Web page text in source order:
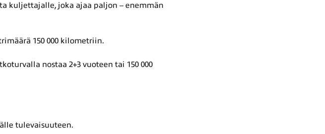
kuljettajalle, joka ajaa paljon – enemmän
150 000 kilometriin.
nostaa 2+3 vuoteen tai 150 000
tulevaisuuteen.